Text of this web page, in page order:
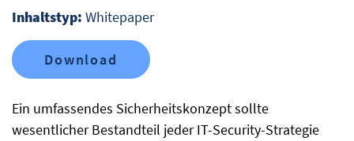
Ein umfassendes Sicherheitskonzept sollte
wesentlicher Bestandteil jeder IT-Security-Strategie
Inhaltstyp: Whitepaper
Download